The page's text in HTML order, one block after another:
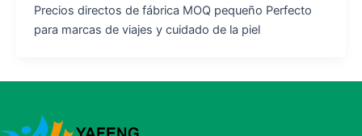
Precios directos de fábrica MOQ pequeño Perfecto
para marcas de viajes y cuidado de la piel